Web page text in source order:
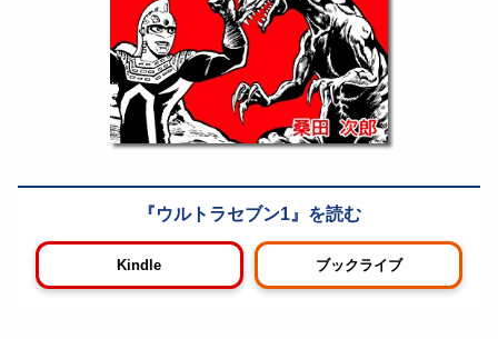
ウルトラセブン1
Kindle ブックライブ